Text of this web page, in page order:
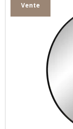
Vente